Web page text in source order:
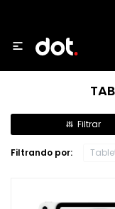

Filtrando por:
Notebooks y PC